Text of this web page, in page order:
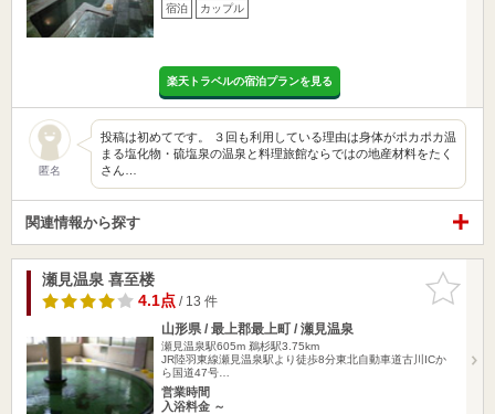
宿泊 カップル
楽天トラベルの宿泊プランを見る
匿名
投稿は初めてです。 ３回も利用している理由は身体がポカポカ温
まる塩化物・硫塩泉の温泉と料理旅館ならではの地産材料をたく
さん…
関連情報から探す
お気に入
りに追加
瀬見温泉 喜至楼
4.1点/ 13 件
山形県 / 最上郡最上町 / 瀬見温泉
瀬見温泉駅605m 鵜杉駅3.75km
JR陸羽東線瀬見温泉駅より徒歩8分東北自動車道古川ICか
ら国道47号…
営業時間
入浴料金 ～